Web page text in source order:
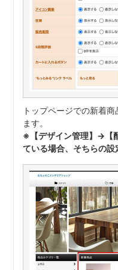
トップページでの新着
ます。
※【デザイン管理】→【
ている場合、そちらの設